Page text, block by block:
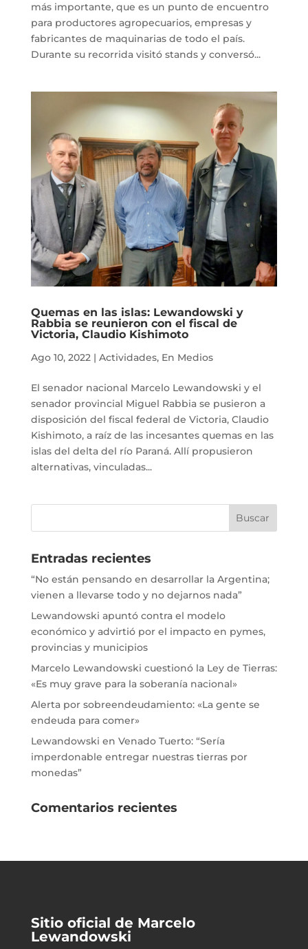
más importante, que es un punto de encuentro
para productores agropecuarios, empresas y
fabricantes de maquinarias de todo el país.
Durante su recorrida visitó stands y conversó...
Quemas en las islas: Lewandowski y
Rabbia se reunieron con el fiscal de
Victoria, Claudio Kishimoto
Ago 10, 2022| Actividades, En Medios
El senador nacional Marcelo Lewandowski y el
senador provincial Miguel Rabbia se pusieron a
disposición del fiscal federal de Victoria, Claudio
Kishimoto, a raíz de las incesantes quemas en las
islas del delta del río Paraná. Allí propusieron
alternativas, vinculadas...
Entradas recientes
“No están pensando en desarrollar la Argentina;
vienen a llevarse todo y no dejarnos nada”
Lewandowski apuntó contra el modelo
económico y advirtió por el impacto en pymes,
provincias y municipios
Marcelo Lewandowski cuestionó la Ley de Tierras:
«Es muy grave para la soberanía nacional»
Alerta por sobreendeudamiento: «La gente se
endeuda para comer»
Lewandowski en Venado Tuerto: “Sería
imperdonable entregar nuestras tierras por
monedas”
Comentarios recientes
Sitio oficial de Marcelo
Lewandowski